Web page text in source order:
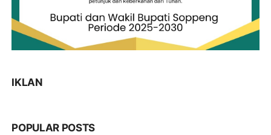
IKLAN
POPULAR POSTS